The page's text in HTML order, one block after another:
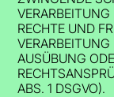
RECHTE UND
AUSÜBUNG
ABS. 1 DSGVO).